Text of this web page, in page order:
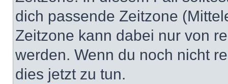
dich passende Zeitzone
Zeitzone kann dabei nur von
werden. Wenn du noch nicht
dies jetzt zu tun.